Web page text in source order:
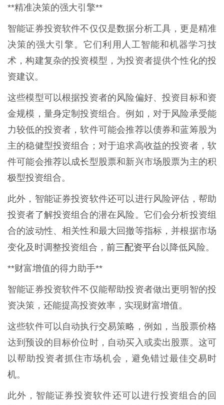
**精准决策的强大引擎**
智能证券投资软件不仅仅是数据分析工具，更是精准
决策的强大引擎。它们利用人工智能和机器学习技
术，构建复杂的投资模型，为投资者提供个性化的投
资建议。
这些模型可以根据投资者的风险偏好、投资目标和资
金规模，量身定制投资组合。例如，对于风险承受能
力较低的投资者，软件可能会推荐以债券和蓝筹股为
主的稳健型投资组合；对于追求高收益的投资者，软
件可能会推荐以成长型股票和新兴市场股票为主的积
极型投资组合。
此外，智能证券投资软件还可以进行风险评估，帮助
投资者了解投资组合的潜在风险。它们会分析投资组
合的波动性、相关性和最大回撤等指标，并根据市场
变化及时调整投资组合， 前三配资平台 以降低风险。
**财富增值的得力助手**
智能证券投资软件不仅能帮助投资者做出更明智的投
资决策，还能提高投资效率，实现财富增值。
这些软件可以自动执行交易策略，例如，当股票价格
达到预设的目标价位时，自动买入或卖出股票。这可
以帮助投资者抓住市场机会，避免错过最佳交易时
机。
此外，智能证券投资软件还可以进行投资组合的回